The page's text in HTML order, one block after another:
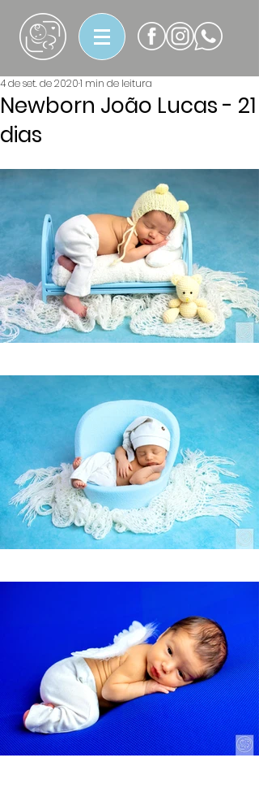
Newborn João Lucas - 21
dias
4 de set. de 20201 min de leitura